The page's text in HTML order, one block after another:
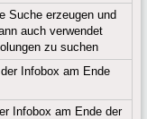
Suche erzeugen und
auch verwendet
zu suchen
Infobox am Ende
Infobox am Ende der